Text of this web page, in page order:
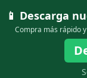
contenido
📱 Descarga
Compra más rápido